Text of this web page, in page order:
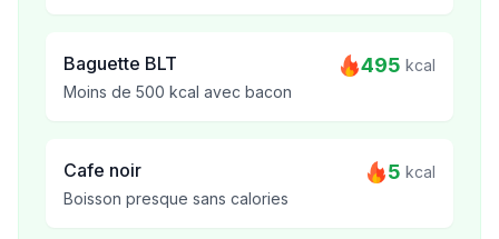
Baguette BLT
Moins de 500 kcal avec bacon
495 kcal
Cafe noir
Boisson presque sans calories
5 kcal